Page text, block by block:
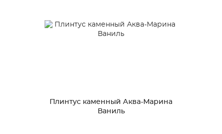
Плинтус каменный Аква-Марина
Ваниль